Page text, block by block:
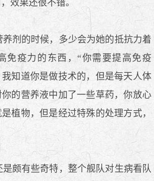
效果还很不错。
剂的时候，多少会为她的抵抗力着
免疫力的东西，“你需要提高免疫
知道你是做技术的，但是每天人体
的营养液中加了一些草药，你放心
植物，但是经过特殊的处理方式，
颇有些奇特，整个舰队对生病看队